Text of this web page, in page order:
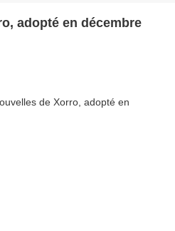
adopté en décembre